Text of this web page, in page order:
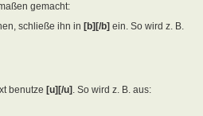
gemacht:
schließe ihn in [b][/b] ein. So wird z. B.
benutze [u][/u] . So wird z. B. aus: